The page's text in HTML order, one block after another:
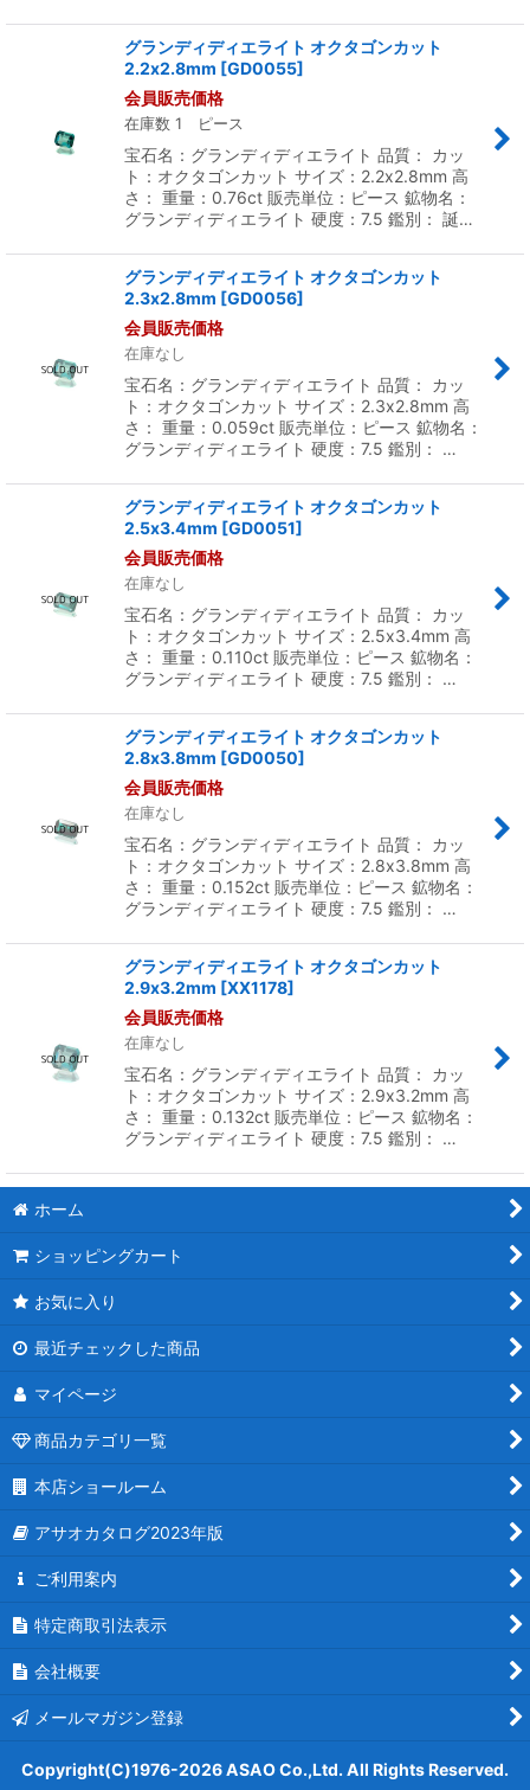
グランディディエライト オクタゴンカット
2.2x2.8mm [GD0055]
会員販売価格
在庫数 1 ピース
宝石名：グランディディエライト 品質： カッ
ト：オクタゴンカット サイズ：2.2x2.8mm 高
さ： 重量：0.76ct 販売単位：ピース 鉱物名：
グランディディエライト 硬度：7.5 鑑別： 誕…
グランディディエライト オクタゴンカット
2.3x2.8mm [GD0056]
会員販売価格
在庫なし
宝石名：グランディディエライト 品質： カッ
ト：オクタゴンカット サイズ：2.3x2.8mm 高
さ： 重量：0.059ct 販売単位：ピース 鉱物名：
グランディディエライト 硬度：7.5 鑑別： …
グランディディエライト オクタゴンカット
2.5x3.4mm [GD0051]
会員販売価格
在庫なし
宝石名：グランディディエライト 品質： カッ
ト：オクタゴンカット サイズ：2.5x3.4mm 高
さ： 重量：0.110ct 販売単位：ピース 鉱物名：
グランディディエライト 硬度：7.5 鑑別： …
グランディディエライト オクタゴンカット
2.8x3.8mm [GD0050]
会員販売価格
在庫なし
宝石名：グランディディエライト 品質： カッ
ト：オクタゴンカット サイズ：2.8x3.8mm 高
さ： 重量：0.152ct 販売単位：ピース 鉱物名：
グランディディエライト 硬度：7.5 鑑別： …
グランディディエライト オクタゴンカット
2.9x3.2mm [XX1178]
会員販売価格
在庫なし
宝石名：グランディディエライト 品質： カッ
ト：オクタゴンカット サイズ：2.9x3.2mm 高
さ： 重量：0.132ct 販売単位：ピース 鉱物名：
グランディディエライト 硬度：7.5 鑑別： …
ホーム
ショッピングカート
お気に入り
最近チェックした商品
マイページ
商品カテゴリ一覧
本店ショールーム
アサオカタログ2023年版
ご利用案内
特定商取引法表示
会社概要
メールマガジン登録
Copyright(C)1976-2026 ASAO Co.,Ltd. All Rights Reserved.